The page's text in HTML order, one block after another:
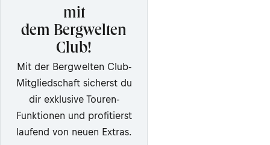
mit
dem Bergwelten
Club!
Mit der Bergwelten Club-
Mitgliedschaft sicherst du
dir exklusive Touren-
Funktionen und profitierst
laufend von neuen Extras.